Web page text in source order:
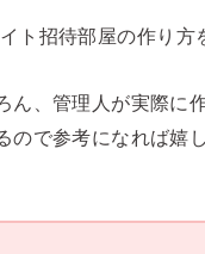
ト招待部屋の作り方
ん、管理人が実際に
ので参考になれば嬉